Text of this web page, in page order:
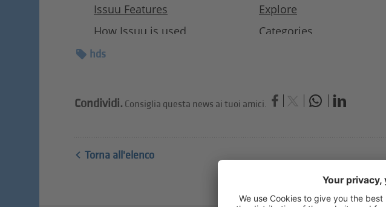
hds
Condividi. Consiglia questa news ai tuoi amici.
Torna all'elenco